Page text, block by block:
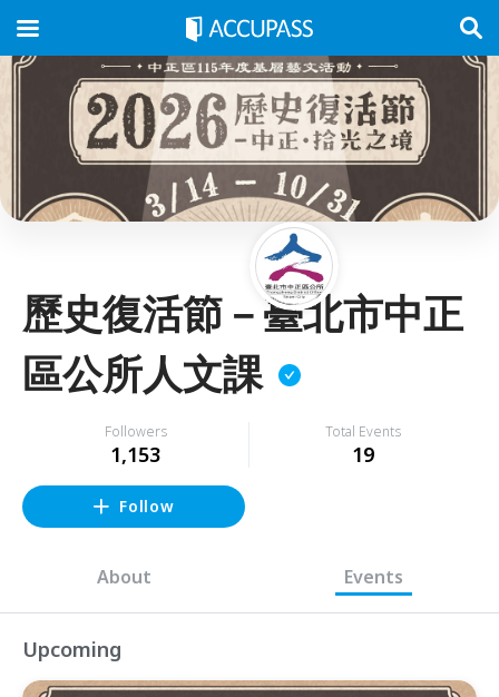
歷史復活節－臺北市中正
區公所人文課
Followers
1,153
Total Events
19
Follow
About Events
Upcoming